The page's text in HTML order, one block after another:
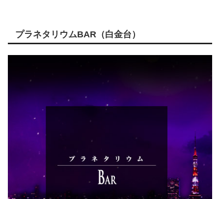
プラネタリウムBAR（白金台）